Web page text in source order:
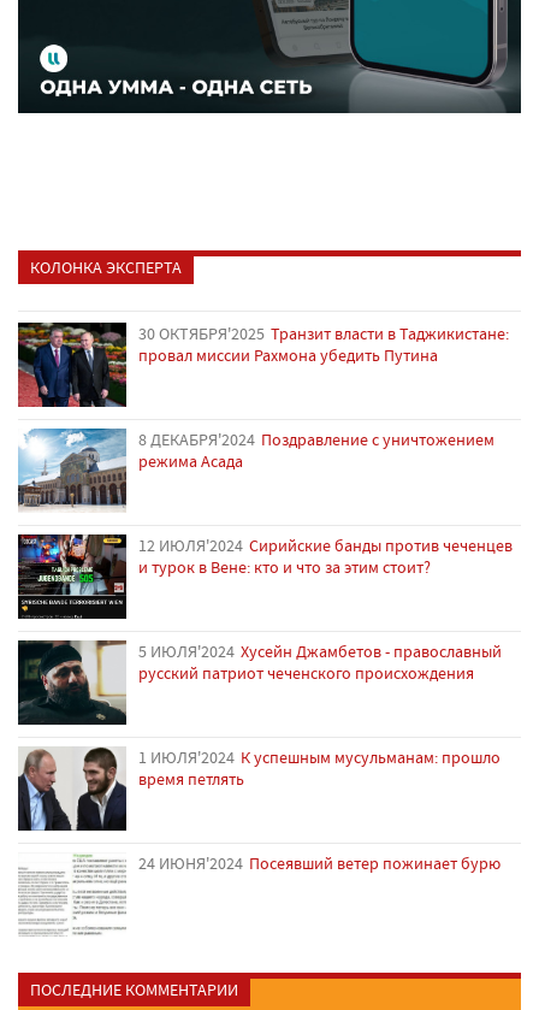
КОЛОНКА ЭКСПЕРТА
30 ОКТЯБРЯ'2025 Транзит власти в Таджикистане:
провал миссии Рахмона убедить Путина
8 ДЕКАБРЯ'2024 Поздравление с уничтожением
режима Асада
12 ИЮЛЯ'2024 Сирийские банды против чеченцев
и турок в Вене: кто и что за этим стоит?
5 ИЮЛЯ'2024 Хусейн Джамбетов - православный
русский патриот чеченского происхождения
1 ИЮЛЯ'2024 К успешным мусульманам: прошло
время петлять
24 ИЮНЯ'2024 Посеявший ветер пожинает бурю
ПОСЛЕДНИЕ КОММЕНТАРИИ